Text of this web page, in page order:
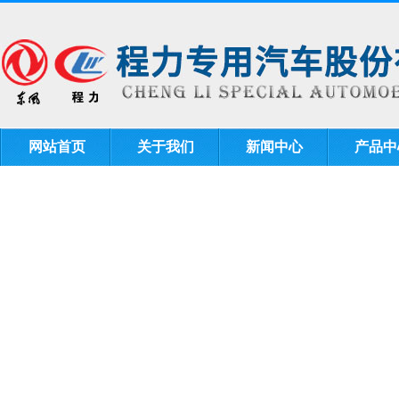
网站首页 关于我们 新闻中心 产品